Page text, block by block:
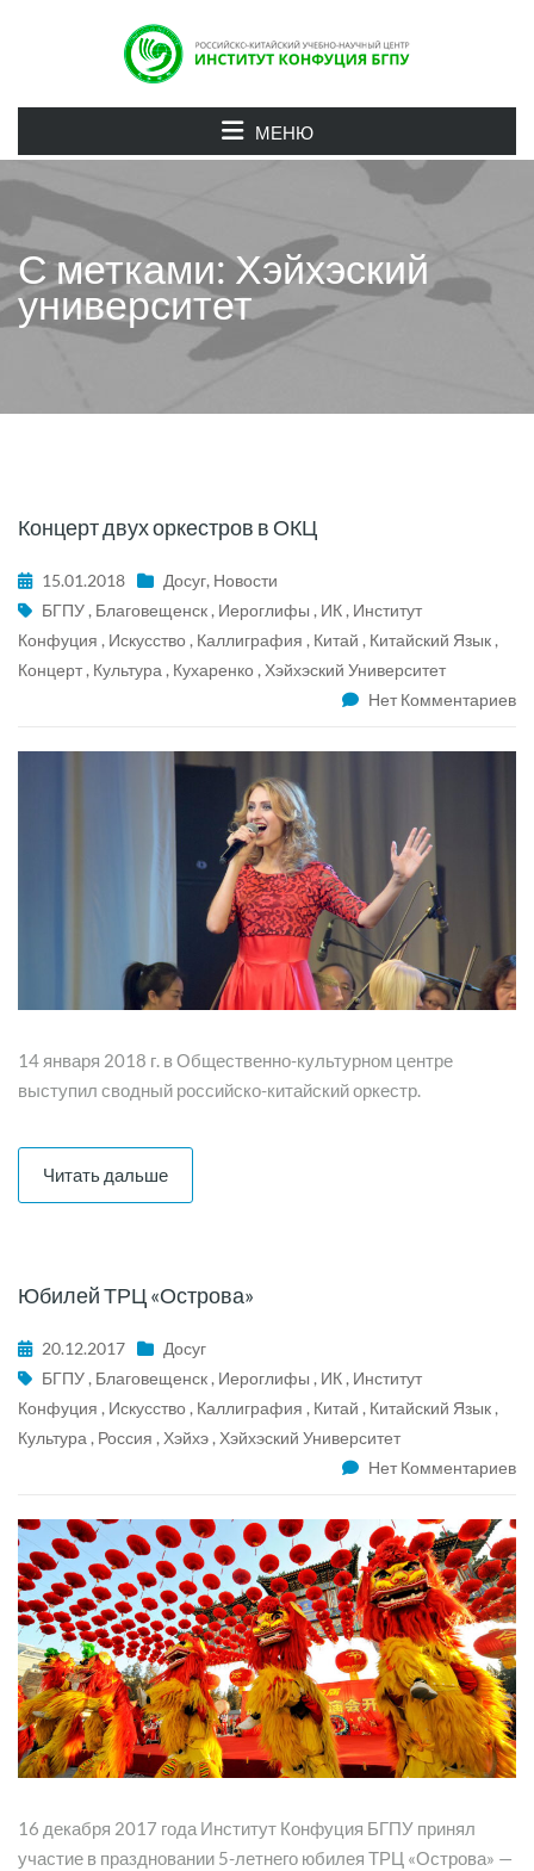
МЕНЮ
С метками: Хэйхэский
университет
Концерт двух оркестров в ОКЦ
15.01.2018 Досуг, Новости
БГПУ , Благовещенск , Иероглифы , ИК , Институт
Конфуция , Искусство , Каллиграфия , Китай , Китайский Язык ,
Концерт , Культура , Кухаренко , Хэйхэский Университет
Нет Комментариев
14 января 2018 г. в Общественно-культурном центре
выступил сводный российско-китайский оркестр.
Читать дальше
Юбилей ТРЦ «Острова»
20.12.2017
Досуг
БГПУ , Благовещенск , Иероглифы , ИК , Институт
Конфуция , Искусство , Каллиграфия , Китай , Китайский Язык ,
Культура , Россия , Хэйхэ , Хэйхэский Университет
Нет Комментариев
16 декабря 2017 года Институт Конфуция БГПУ принял
участие в праздновании 5-летнего юбилея ТРЦ «Острова» —